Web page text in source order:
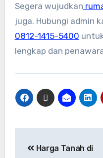
Segera wujudkan
juga. Hubungi admin
0812-1415-5400
lengkap dan
Harga Tanah di